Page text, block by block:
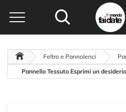
Feltro e Pannolenci
Pannello Tessuto Esprimi un desiderio